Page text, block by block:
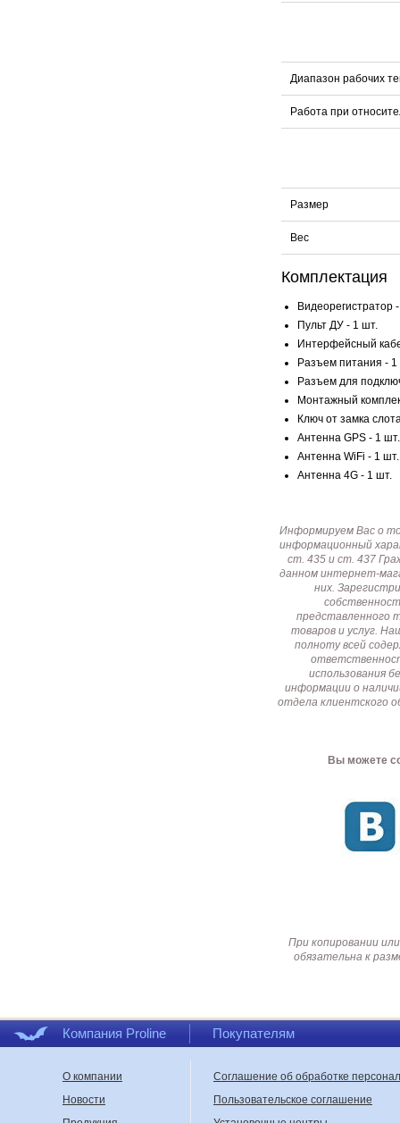
Диапазон рабочих
Работа при
Размер
Вес
Комплектация
Видеорегистратор
Пульт ДУ - 1 шт.
Интерфейсный
Разъем питания - 1
Разъем для
Монтажный
Ключ от замка
Антенна GPS - 1 шт.
Антенна WiFi - 1 шт.
Антенна 4G - 1 шт.
Информируем Вас о
информационный
ст. 435 и ст. 437
данном интернет-
них.
представленного
товаров и услуг.
полноту всей
использования
информации о
отдела клиентского
Вы можете
При копировании
обязательна к
Компания Proline Покупателям
О компании
Новости
Соглашение об обработке
Пользовательское соглашение